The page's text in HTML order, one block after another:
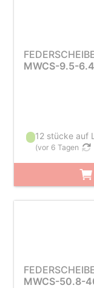
MWCS-9.5-
12 stücke auf
(vor 6 Tagen
MWCS-50.8-